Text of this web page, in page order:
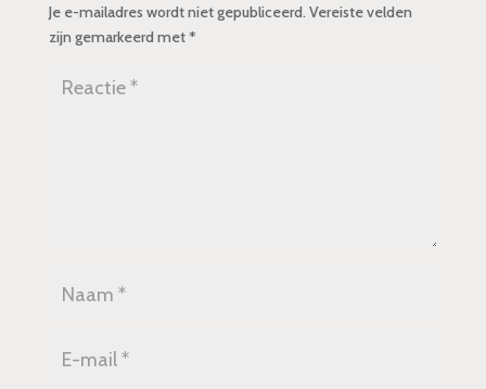
Je e-mailadres wordt niet gepubliceerd. Vereiste velden
zijn gemarkeerd met*